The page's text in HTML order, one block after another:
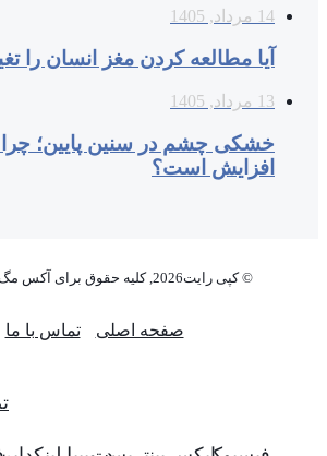
14 مرداد, 1405
آیا مطالعه کردن مغز انسان را
13 مرداد, 1405
خشکی چشم در سنین پایین؛
افزایش است؟
© کپی رایت2026, کلیه حقوق برای آکس مگ محفوظ است.
صفحه اصلی تماس با ما